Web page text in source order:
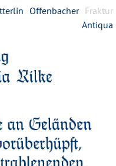
Offenbacher Fraktur
Antiqua